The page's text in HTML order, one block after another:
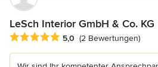
LeSch Interior GmbH & Co. KG
Durchschnittliche Bewertung: 5 von
5,0 (2 Bewertungen)